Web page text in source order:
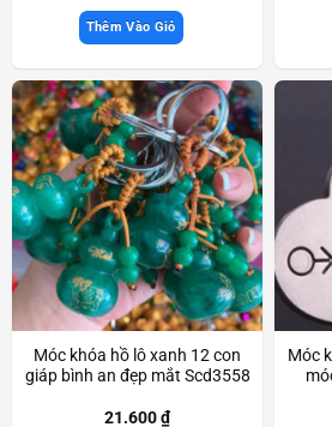
Thêm Vào Giỏ
Móc khóa hồ lô xanh 12 con
giáp bình an đẹp mắt Scd3558
21.600₫
Móc